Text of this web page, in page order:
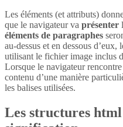
Les éléments (et attributs)
que le navigateur va présenter
éléments de paragraphes
au-dessus et en dessous d’eux,
utilisant le fichier image inclus
Lorsque le navigateur
contenu d’une manière
les balises utilisées.
Les structures